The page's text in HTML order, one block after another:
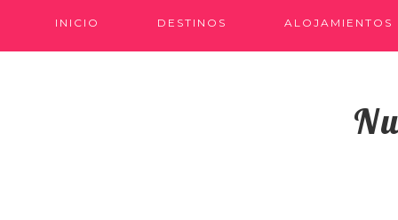
INICIO DESTINOS ALOJAMIENTOS